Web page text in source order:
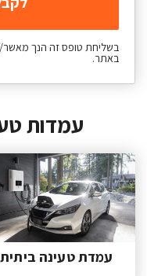
בשליחת טופס זה הנך
באתר.
עמדות
עמדת טעינה ביתית